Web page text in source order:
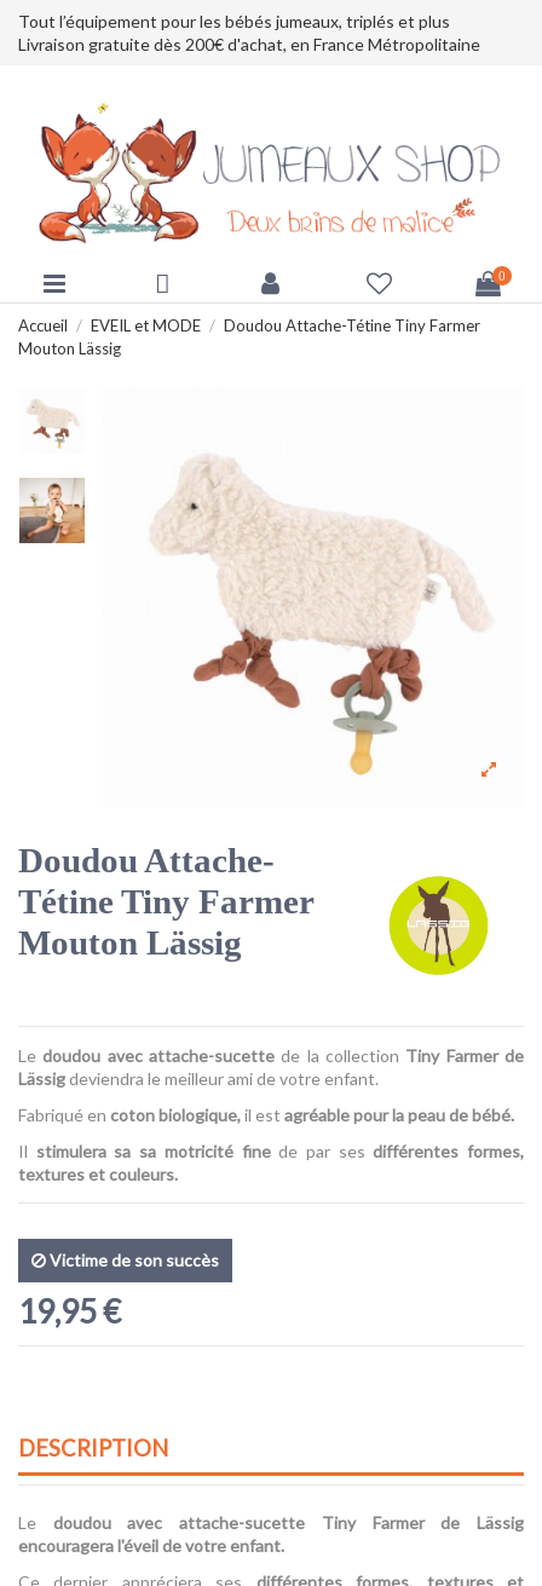
Tout l’équipement pour les bébés jumeaux, triplés et plus
Livraison gratuite dès 200€ d'achat, en France Métropolitaine
0
Accueil EVEIL et MODE
Doudou Attache-Tétine Tiny Farmer
Mouton Lässig
Doudou Attache-
Tétine Tiny Farmer
Mouton Lässig
Le doudou avec attache-sucette de la collection Tiny Farmer de
Lässigdeviendra le meilleur ami de votre enfant.
Fabriqué en coton biologique,il est agréable pour la peau de bébé.
Il stimulera sa sa motricité finede par ses différentes formes,
textures et couleurs.
Victime de son succès
19,95 €
DESCRIPTION
Le doudou avec attache-sucette Tiny Farmer de Lässig
encouragera l'éveil de votre enfant.
Ce dernier appréciera ses différentes formes, textures et